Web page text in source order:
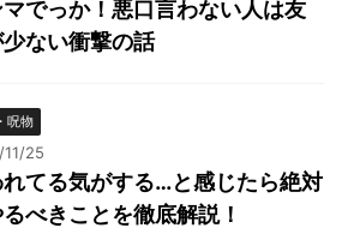
でっか！悪口言わない人は友
ない衝撃の話
呪物
25
てる気がする…と感じたら絶対
べきことを徹底解説！